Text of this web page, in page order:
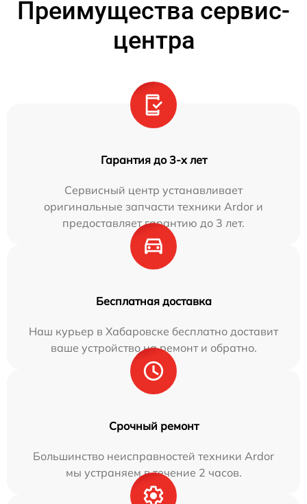
Преимущества сервис-
центра
Гарантия до 3-х лет
Сервисный центр устанавливает
оригинальные запчасти техники Ardor и
предоставляет гарантию до 3 лет.
Бесплатная доставка
Наш курьер в Хабаровске бесплатно доставит
ваше устройство на ремонт и обратно.
Срочный ремонт
Большинство неисправностей техники Ardor
мы устраняем в течение 2 часов.